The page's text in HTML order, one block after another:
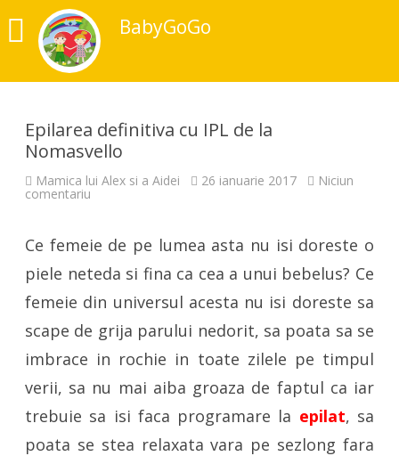
BabyGoGo
Epilarea definitiva cu IPL de la
Nomasvello
Mamica lui Alex si a Aidei 26 ianuarie 2017 Niciun
comentariu
IPL
de
la
Nomasvello
Ce femeie de pe lumea asta nu isi doreste o
piele neteda si fina ca cea a unui bebelus? Ce
femeie din universul acesta nu isi doreste sa
scape de grija parului nedorit, sa poata sa se
imbrace in rochie in toate zilele pe timpul
verii, sa nu mai aiba groaza de faptul ca iar
trebuie sa isi faca programare la epilat, sa
poata se stea relaxata vara pe sezlong fara